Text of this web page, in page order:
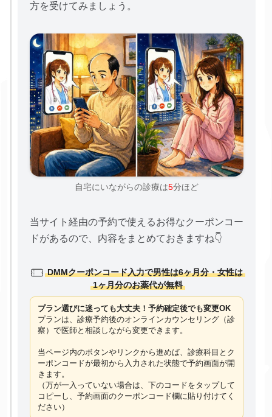
方を受けてみましょう。
自宅にいながらの診療は5分ほど
当サイト経由の予約で使えるお得なクーポンコー
ドがあるので、内容をまとめておきますね👇
DMMクーポンコード入力で男性は6ヶ月分・女性は
1ヶ月分のお薬代が無料
プラン選びに迷っても大丈夫！予約確定後でも変更OK
プランは、診療予約後のオンラインカウンセリング（診
察）で医師と相談しながら変更できます。
当ページ内のボタンやリンクから進めば、診療科目とク
ーポンコードが最初から入力された状態で予約画面が開
きます。
（万が一入っていない場合は、下のコードをタップ して
コピーし、予約画面のクーポンコード欄に貼り付けてく
ださい）